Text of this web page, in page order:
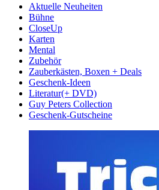
Aktuelle Neuheiten
Bühne
CloseUp
Karten
Mental
Zubehör
Zauberkästen, Boxen + Deals
Geschenk-Ideen
Literatur(+ DVD)
Guy Peters Collection
Geschenk-Gutscheine